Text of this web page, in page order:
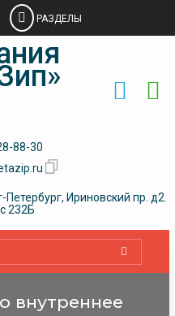
88-30
Петербург, Ириновский пр. д2.
232Б
внутреннее